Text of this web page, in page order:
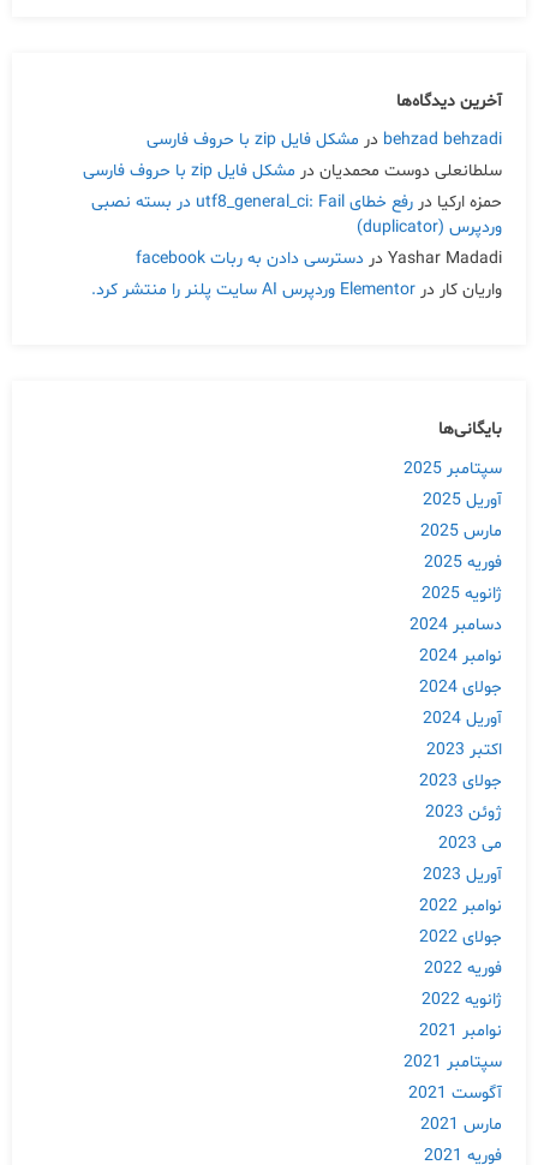
آخرین دیدگاه‌ها
behzad behzadi در مشکل فایل zip با حروف فارسی
سلطانعلی دوست محمدیان در مشکل فایل zip با حروف فارسی
حمزه ارکیا در
رفع خطای utf8_general_ci: Fail در بسته نصبی
وردپرس (duplicator)
Yashar Madadi در دسترسی دادن به ربات facebook
واریان کار در Elementor وردپرس AI سایت پلنر را منتشر کرد.
بایگانی‌ها
سپتامبر 2025
آوریل 2025
مارس 2025
فوریه 2025
ژانویه 2025
دسامبر 2024
نوامبر 2024
جولای 2024
آوریل 2024
اکتبر 2023
جولای 2023
ژوئن 2023
می 2023
آوریل 2023
نوامبر 2022
جولای 2022
فوریه 2022
ژانویه 2022
نوامبر 2021
سپتامبر 2021
آگوست 2021
مارس 2021
فوریه 2021